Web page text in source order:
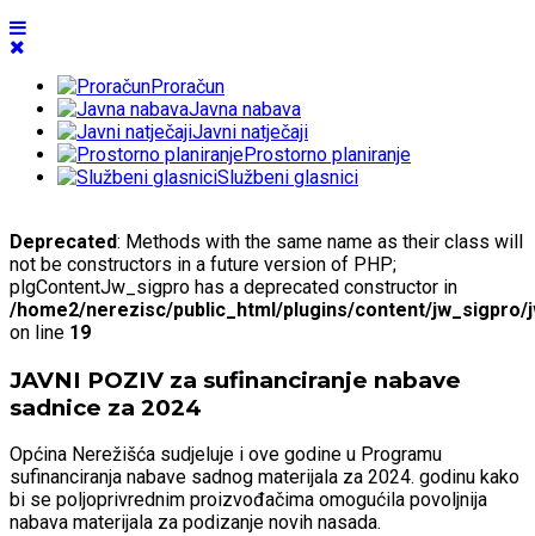
Proračun
Javna nabava
Javni natječaji
Prostorno planiranje
Službeni glasnici
Deprecated: Methods with the same name as their class will
not be constructors in a future version of PHP;
plgContentJw_sigpro has a deprecated constructor in
/home2/nerezisc/public_html/plugins/content/jw_sigpro/
on line 19
JAVNI POZIV za sufinanciranje nabave
sadnice za 2024
Općina Nerežišća sudjeluje i ove godine u Programu
sufinanciranja nabave sadnog materijala za 2024. godinu kako
bi se poljoprivrednim proizvođačima omogućila povoljnija
nabava materijala za podizanje novih nasada.